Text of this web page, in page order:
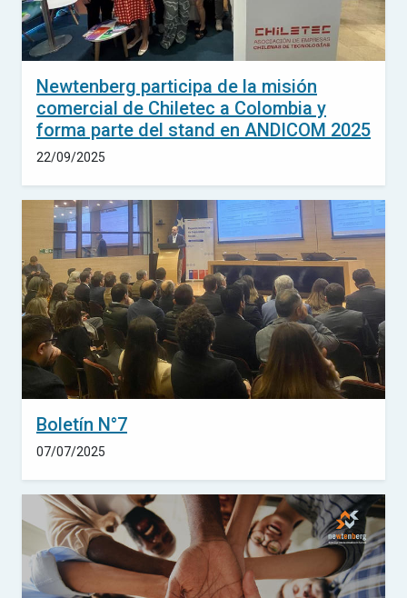
Newtenberg participa de la misión
comercial de Chiletec a Colombia y
forma parte del stand en ANDICOM 2025
22/09/2025
Boletín N°7
07/07/2025